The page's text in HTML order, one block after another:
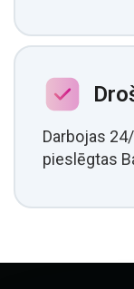
Darbojas
pieslēgtas